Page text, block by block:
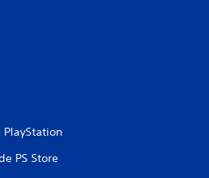
PS Store